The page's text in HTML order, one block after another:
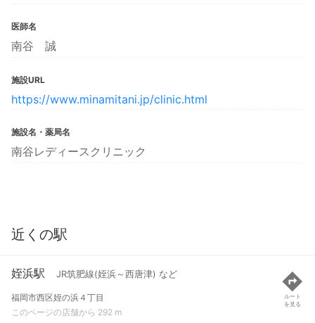
医師名
南谷 誠
施設URL
https://www.minamitani.jp/clinic.html
施設名・薬局名
南谷レディースクリニック
近くの駅
姪浜駅 JR筑肥線(姪浜～西唐津) など
福岡市西区姪の浜４丁目
このページの店舗から 292 m
ルート
を見る